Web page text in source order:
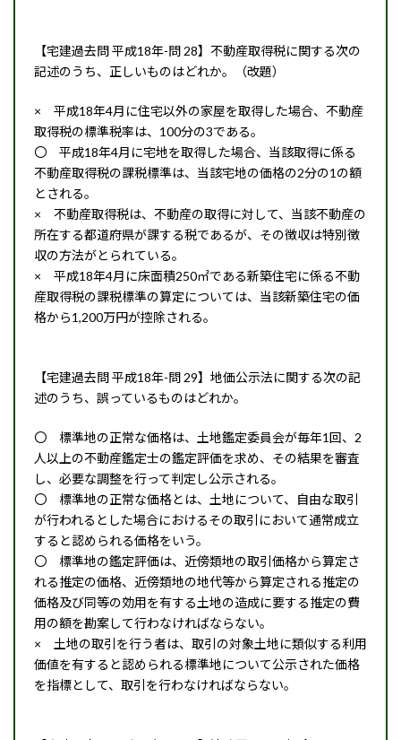
【宅建過去問 平成18年-問 28】不動産取得税に関する次の
記述のうち、正しいものはどれか。（改題）
× 平成18年4月に住宅以外の家屋を取得した場合、不動産
取得税の標準税率は、100分の3である。
〇 平成18年4月に宅地を取得した場合、当該取得に係る
不動産取得税の課税標準は、当該宅地の価格の2分の1の額
とされる。
× 不動産取得税は、不動産の取得に対して、当該不動産の
所在する都道府県が課する税であるが、その徴収は特別徴
収の方法がとられている。
× 平成18年4月に床面積250㎡である新築住宅に係る不動
産取得税の課税標準の算定については、当該新築住宅の価
格から1,200万円が控除される。
【宅建過去問 平成18年-問 29】地価公示法に関する次の記
述のうち、誤っているものはどれか。
〇 標準地の正常な価格は、土地鑑定委員会が毎年1回、2
人以上の不動産鑑定士の鑑定評価を求め、その結果を審査
し、必要な調整を行って判定し公示される。
〇 標準地の正常な価格とは、土地について、自由な取引
が行われるとした場合におけるその取引において通常成立
すると認められる価格をいう。
〇 標準地の鑑定評価は、近傍類地の取引価格から算定さ
れる推定の価格、近傍類地の地代等から算定される推定の
価格及び同等の効用を有する土地の造成に要する推定の費
用の額を勘案して行わなければならない。
× 土地の取引を行う者は、取引の対象土地に類似する利用
価値を有すると認められる標準地について公示された価格
を指標として、取引を行わなければならない。